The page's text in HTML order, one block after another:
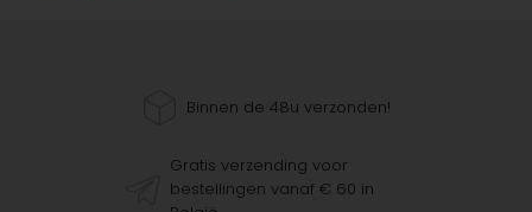
Binnen de 48u verzonden!
Gratis verzending voor
bestellingen vanaf € 60 in